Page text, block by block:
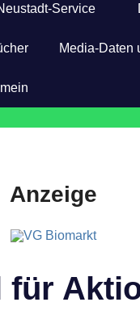
Service
Media-Daten
Anzeige
für